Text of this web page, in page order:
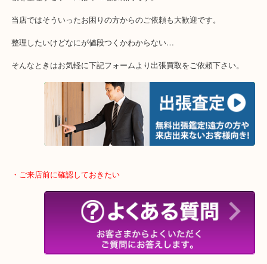
・特殊査定依頼のご相談もお気軽に
終活・遺品整理・生前整理・断捨離・引っ越し
当店ではそういったお困りの方からのご依頼も大歓迎です。
整理したいけどなにが値段つくかわからない…
そんなときはお気軽に下記フォームより出張買取をご依頼下さい。